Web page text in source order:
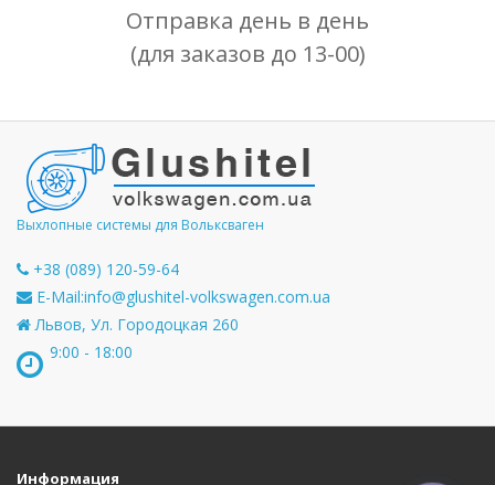
Отправка день в день
(для заказов до 13-00)
Выхлопные системы для Вольксваген
+38 (089) 120-59-64
E-Mail:info@glushitel-volkswagen.com.ua
Львов, Ул. Городоцкая 260
9:00 - 18:00
Информация